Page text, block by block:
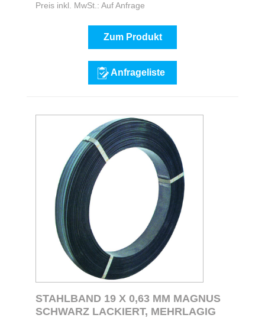
Preis inkl. MwSt.: Auf Anfrage
Zum Produkt
Anfrageliste
STAHLBAND 19 X 0,63 MM MAGNUS
SCHWARZ LACKIERT, MEHRLAGIG